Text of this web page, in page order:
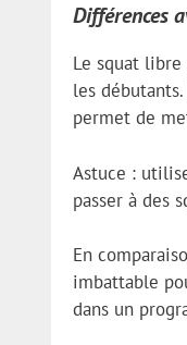
Différences
Le squat
les débutants.
permet de
Astuce :
passer à des
En
imbattable
dans un